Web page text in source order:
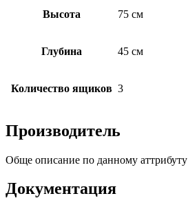
Высота 75 см
Глубина 45 см
Количество ящиков 3
Производитель
Обще описание по данному аттрибуту
Документация